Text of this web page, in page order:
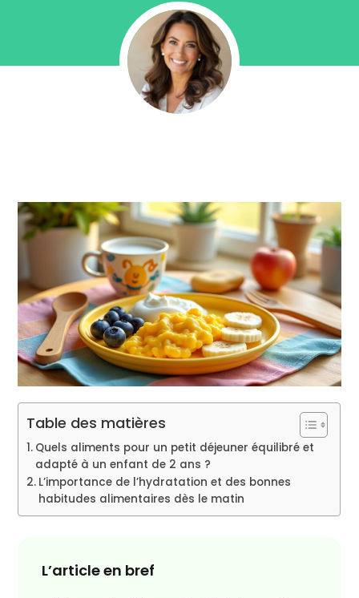
Table des matières
Quels aliments pour un petit déjeuner équilibré et
adapté à un enfant de 2 ans ?
L’importance de l’hydratation et des bonnes
habitudes alimentaires dès le matin
L’article en bref